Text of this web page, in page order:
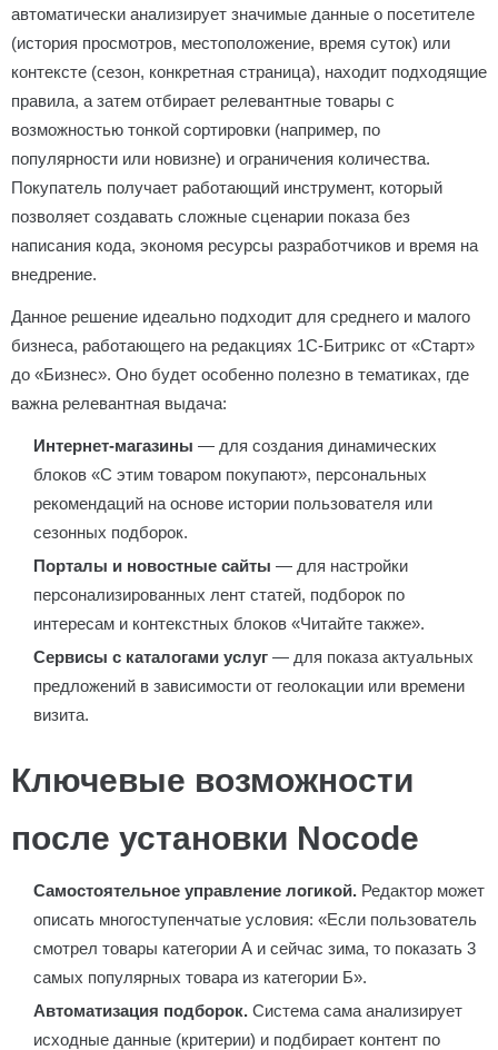
автоматически анализирует значимые данные о посетителе
(история просмотров, местоположение, время суток) или
контексте (сезон, конкретная страница), находит подходящие
правила, а затем отбирает релевантные товары с
возможностью тонкой сортировки (например, по
популярности или новизне) и ограничения количества.
Покупатель получает работающий инструмент, который
позволяет создавать сложные сценарии показа без
написания кода, экономя ресурсы разработчиков и время на
внедрение.
Данное решение идеально подходит для среднего и малого
бизнеса, работающего на редакциях 1С-Битрикс от «Старт»
до «Бизнес». Оно будет особенно полезно в тематиках, где
важна релевантная выдача:
Интернет-магазины — для создания динамических
блоков «С этим товаром покупают», персональных
рекомендаций на основе истории пользователя или
сезонных подборок.
Порталы и новостные сайты — для настройки
персонализированных лент статей, подборок по
интересам и контекстных блоков «Читайте также».
Сервисы с каталогами услуг — для показа актуальных
предложений в зависимости от геолокации или времени
визита.
Ключевые возможности
после установки Nocode
Самостоятельное управление логикой. Редактор может
описать многоступенчатые условия: «Если пользователь
смотрел товары категории А и сейчас зима, то показать 3
самых популярных товара из категории Б».
Автоматизация подборок. Система сама анализирует
исходные данные (критерии) и подбирает контент по